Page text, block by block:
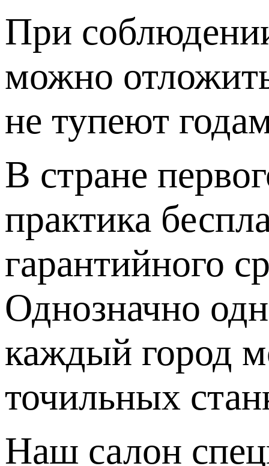
При
можно
не тупеют
В стране
практика
гарантийного
Однозначно
каждый город
точильных
Наш салон